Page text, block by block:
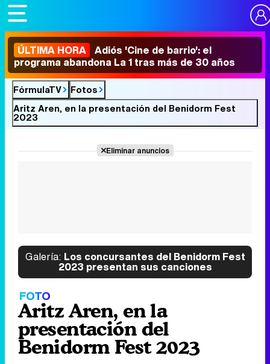
ÚLTIMA HORA Adiós 'Cine de barrio': el
programa abandona La 1 tras más de 30 años
FórmulaTV
Fotos
Aritz Aren, en la presentación del Benidorm Fest
2023
Eliminar anuncios
Galería: Los concursantes del Benidorm Fest
2023 presentan sus canciones
FOTO
Aritz Aren, en la
presentación del
Benidorm Fest 2023